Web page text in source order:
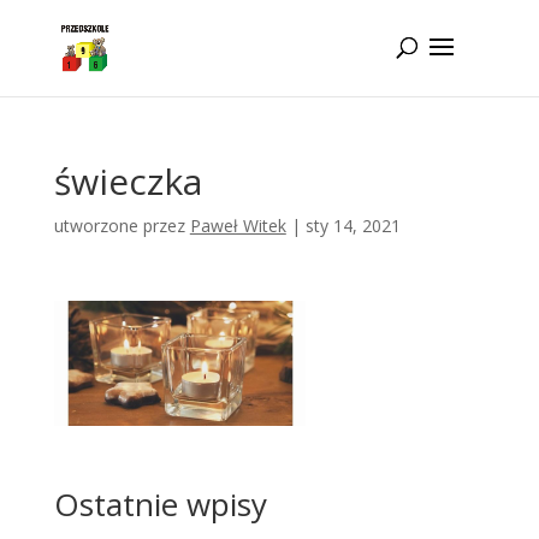
świeczka
utworzone przez Paweł Witek| sty 14, 2021
Ostatnie wpisy